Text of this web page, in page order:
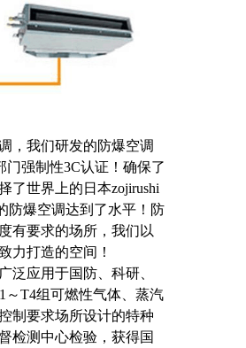
，我们研发的防爆空调
门强制性3C认证！确保了
了世界上的日本zojirushi
防爆空调达到了水平！防
有要求的场所，我们以
力打造的空间！
应用于国防、科研、
T4组可燃性气体、蒸汽
制要求场所设计的特种
检测中心检验，获得国